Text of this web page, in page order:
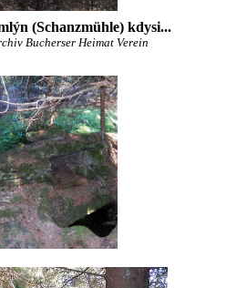
(Schanzmühle) kdysi...
Bucherser Heimat Verein